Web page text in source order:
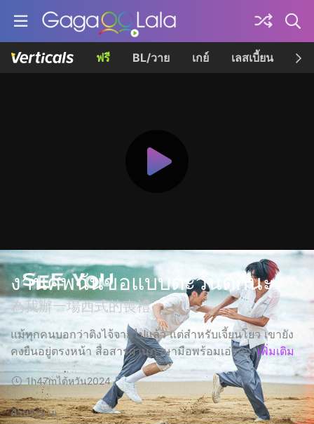
ฟรี BL/วาย เกย์ เลสเบี้ยน เค
งานศพฉันขอแบบตะวันตกนะ
為我辦一場西式的喪禮
แม้ทุกคนบอกว่าติงไจ้จากไปแล้ว แต่สำหรับเจี้ยนโยว เขายัง
คงยืนอยู่ตรงหน้า สื่อสารผ่านภาษามือพร้อมเอ่ยค... เพิ่มเติม
1h47mไต้หวัน2024
คำบรรยาย